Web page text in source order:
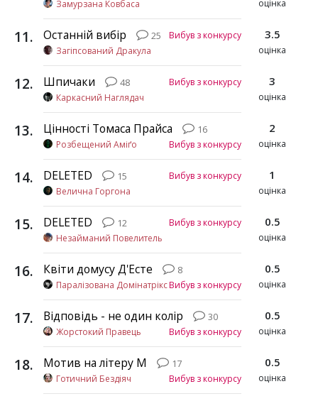
Замурзана Ковбаса оцінка
11. Останній вибір 25
Вибув з конкурсу
Загіпсований Дракула
3.5
оцінка
12. Шпичаки 48
Вибув з конкурсу
Каркасний Наглядач
3
оцінка
13. Цінності Томаса Прайса
16
Вибув з конкурсу
Розбещений Аміґо
2
оцінка
14. DELETED 15
Вибув з конкурсу
Велична Горгона
1
оцінка
15. DELETED 12
Вибув з конкурсу
Незайманий Повелитель
0.5
оцінка
16. Квіти домусу Д'Есте
8
Вибув з конкурсу
Паралізована Домінатрікс
0.5
оцінка
17. Відповідь - не один колір
30
Вибув з конкурсу
Жорстокий Правець
0.5
оцінка
18. Мотив на літеру М
17
Вибув з конкурсу
Готичний Бездіяч
0.5
оцінка